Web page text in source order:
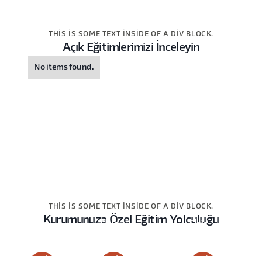
THIS IS SOME TEXT INSIDE OF A DIV BLOCK.
Açık Eğitimlerimizi İnceleyin
No items found.
THIS IS SOME TEXT INSIDE OF A DIV BLOCK.
Kurumunuza Özel Eğitim Yolculuğu
This
This
This